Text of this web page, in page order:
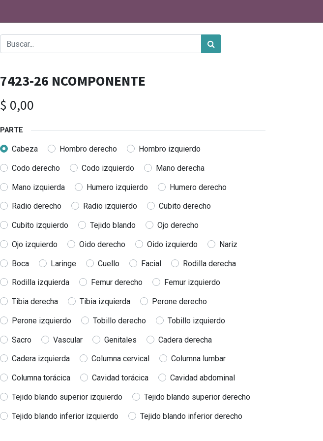
7423-26 NCOMPONENTE
$ 0,00
PARTE
Cabeza Hombro derecho Hombro izquierdo
Codo derecho Codo izquierdo Mano derecha
Mano izquierda Humero izquierdo Humero derecho
Radio derecho Radio izquierdo Cubito derecho
Cubito izquierdo Tejido blando Ojo derecho
Ojo izquierdo Oido derecho Oido izquierdo Nariz
Boca Laringe Cuello Facial Rodilla derecha
Rodilla izquierda Femur derecho Femur izquierdo
Tibia derecha Tibia izquierda Perone derecho
Perone izquierdo Tobillo derecho Tobillo izquierdo
Sacro Vascular Genitales Cadera derecha
Cadera izquierda Columna cervical Columna lumbar
Columna torácica Cavidad torácica Cavidad abdominal
Tejido blando superior izquierdo Tejido blando superior derecho
Tejido blando inferior izquierdo Tejido blando inferior derecho